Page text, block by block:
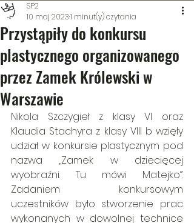
Przystąpiły do konkursu
plastycznego organizowanego
przez Zamek Królewski w
Warszawie
SP2
10 maj 20231 minut(y) czytania
Nikola Szczygieł z klasy VI oraz
Klaudia Stachyra z klasy VIII b wzięły
udział w konkursie plastycznym pod
nazwa ,,Zamek w dziecięcej
wyobraźni. Tu mówi Matejko”.
Zadaniem konkursowym
uczestników było stworzenie prac
wykonanych w dowolnej technice